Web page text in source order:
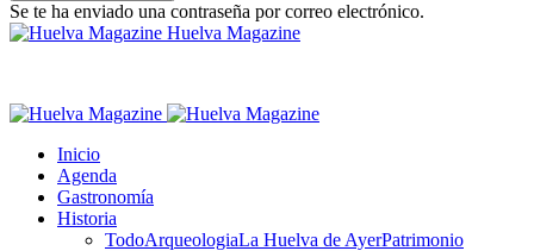
Se te ha enviado una contraseña por correo electrónico.
Huelva Magazine
Inicio
Agenda
Gastronomía
Historia
TodoArqueologiaLa Huelva de AyerPatrimonio